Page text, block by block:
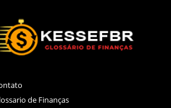
de Finanças